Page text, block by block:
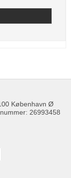
København Ø
: 26993458